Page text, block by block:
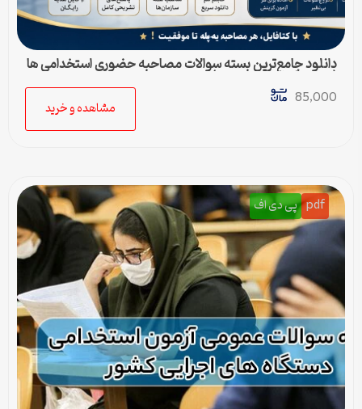
دانلود جامع‌ترین بسته سوالات مصاحبه حضوری استخدامی ها
(به همراه پاسخ تشریحی)
85,000
مشاهده و خرید
pdf پی دی اف